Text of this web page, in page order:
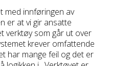
med innføringen av
er at vi gir ansatte
verktøy som går ut over
krever omfattende
har mange feil og det er